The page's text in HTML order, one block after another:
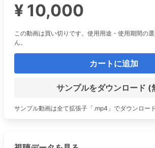
¥ 10,000
この動画は買い切りです。使用用途・使用期間の
ん。
カートに追加
サンプルをダウンロード (
サンプル動画は全て拡張子「.mp4」でダウンロー